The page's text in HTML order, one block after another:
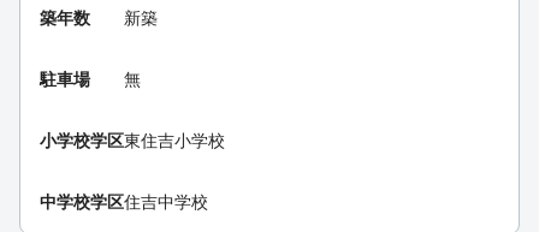
築年数 新築
駐車場 無
小学校学区東住吉小学校
中学校学区住吉中学校